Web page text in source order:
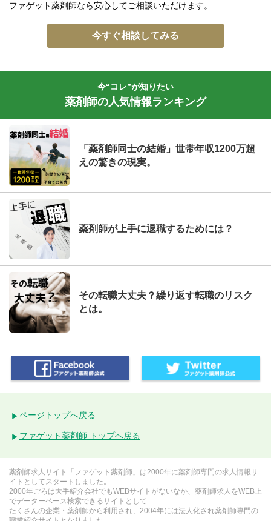
ファゲット薬剤師なら安心してご相談いただけます。
今すぐ相談してみる
今“コレ”が知りたい
薬剤師の人気情報ランキング
「薬剤師同士の結婚」世帯年収1200万超
えの驚きの現実。
薬剤師が上手に退職するためには？
その転職大丈夫？繰り返す転職のリスク
とは。
ページトップへ戻る
ファゲット薬剤師 トップへ戻る
薬剤師求人サイト「ファゲット薬剤師」は2000年に薬剤師専門の求人情報サ
イトとしてスタートしました。
2000年ごろは大手紹介会社でもWEBサイトがないなか、薬剤師求人をWEB上
でデーターベース検索できるサイトとして
たくさんの企業・薬剤師から利用され、2004年には法人化され薬剤師専門の